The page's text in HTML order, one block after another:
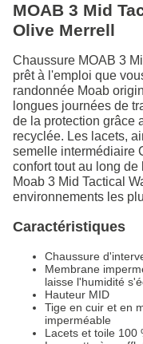
MOAB 3 Mid
Olive Merrell
Chaussure MOAB 3
prêt à l'emploi que
randonnée Moab
longues journées de
de la protection grâce
recyclée. Les lacets,
semelle intermédiaire
confort tout au long
Moab 3 Mid Tactical
environnements les
Caractéristiques
Chaussure
Membrane
laisse l'humidité
Hauteur MID
Tige en cuir et en
imperméable
Lacets et toile 100